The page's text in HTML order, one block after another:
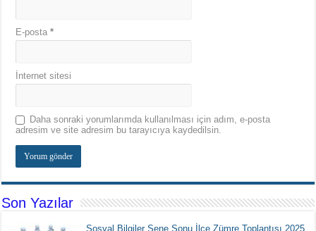
E-posta*
İnternet sitesi
Daha sonraki yorumlarımda kullanılması için adım, e-posta
adresim ve site adresim bu tarayıcıya kaydedilsin.
Son Yazılar
Sosyal Bilgiler Sene Sonu İlçe Zümre Toplantısı 2025